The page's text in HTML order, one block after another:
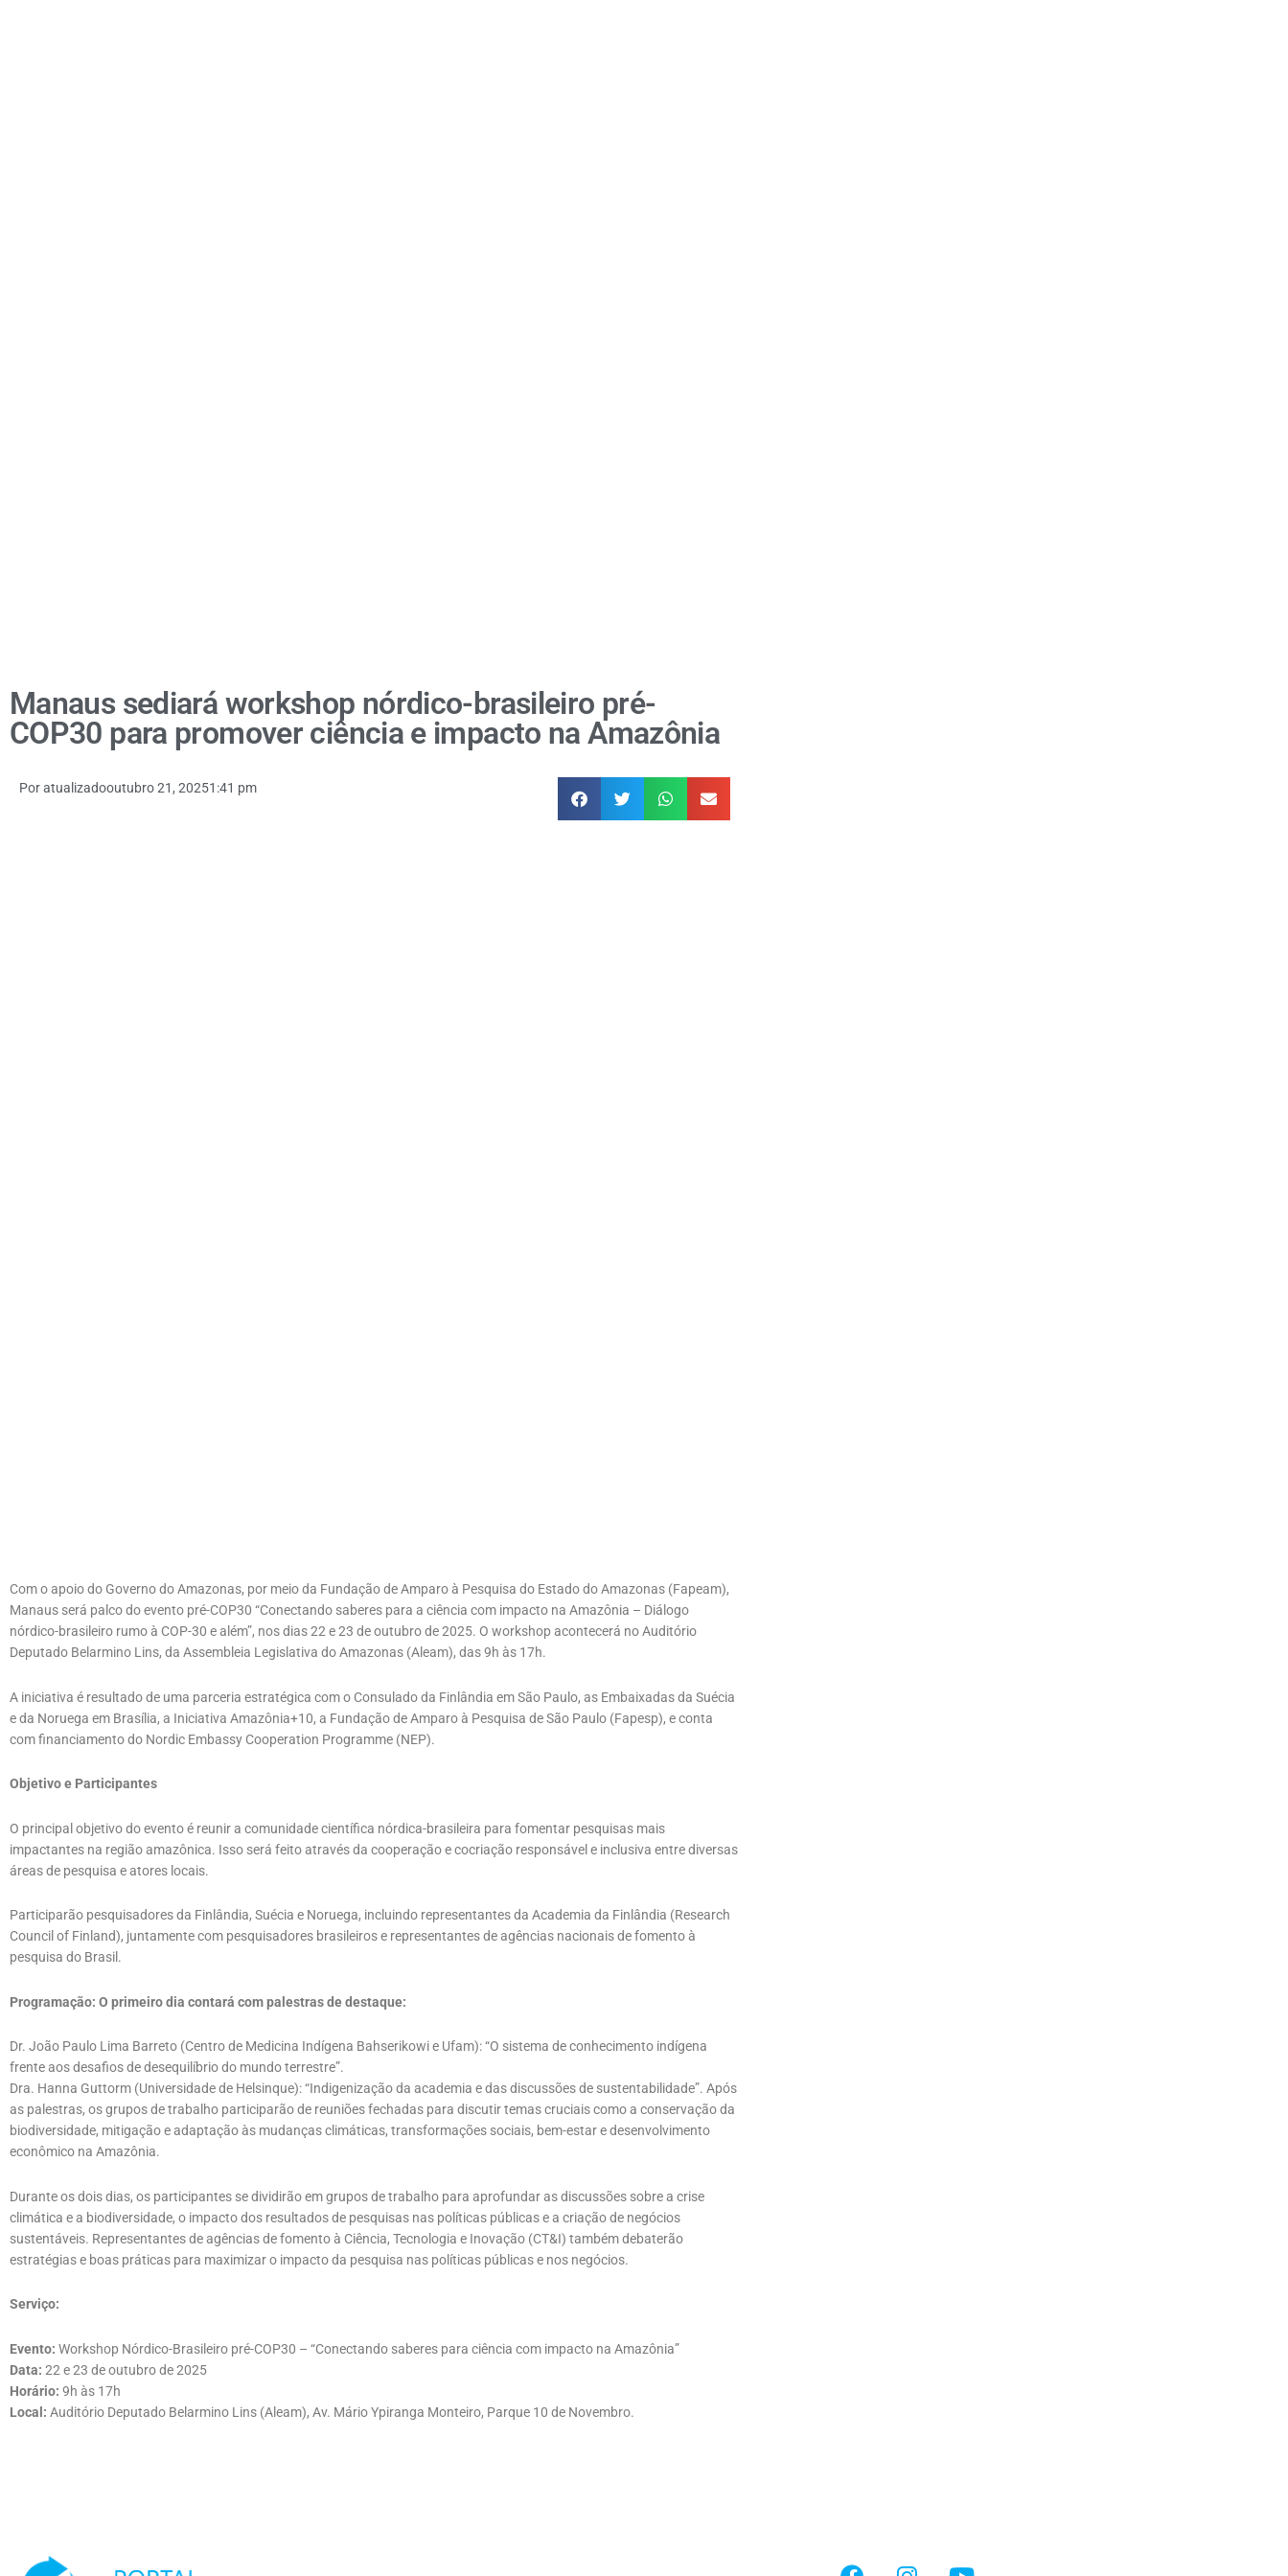
Manaus sediará workshop nórdico-brasileiro pré-
COP30 para promover ciência e impacto na Amazônia
Poratualizadooutubro 21, 20251:41 pm
Com o apoio do Governo do Amazonas, por meio da Fundação de Amparo à Pesquisa do Estado do Amazonas (Fapeam),
Manaus será palco do evento pré-COP30 “Conectando saberes para a ciência com impacto na Amazônia – Diálogo
nórdico-brasileiro rumo à COP-30 e além”, nos dias 22 e 23 de outubro de 2025. O workshop acontecerá no Auditório
Deputado Belarmino Lins, da Assembleia Legislativa do Amazonas (Aleam), das 9h às 17h.
A iniciativa é resultado de uma parceria estratégica com o Consulado da Finlândia em São Paulo, as Embaixadas da Suécia
e da Noruega em Brasília, a Iniciativa Amazônia+10, a Fundação de Amparo à Pesquisa de São Paulo (Fapesp), e conta
com financiamento do Nordic Embassy Cooperation Programme (NEP).
Objetivo e Participantes
O principal objetivo do evento é reunir a comunidade científica nórdica-brasileira para fomentar pesquisas mais
impactantes na região amazônica. Isso será feito através da cooperação e cocriação responsável e inclusiva entre diversas
áreas de pesquisa e atores locais.
Participarão pesquisadores da Finlândia, Suécia e Noruega, incluindo representantes da Academia da Finlândia (Research
Council of Finland), juntamente com pesquisadores brasileiros e representantes de agências nacionais de fomento à
pesquisa do Brasil.
Programação: O primeiro dia contará com palestras de destaque:
Dr. João Paulo Lima Barreto (Centro de Medicina Indígena Bahserikowi e Ufam): “O sistema de conhecimento indígena
frente aos desafios de desequilíbrio do mundo terrestre”.
Dra. Hanna Guttorm (Universidade de Helsinque): “Indigenização da academia e das discussões de sustentabilidade”. Após
as palestras, os grupos de trabalho participarão de reuniões fechadas para discutir temas cruciais como a conservação da
biodiversidade, mitigação e adaptação às mudanças climáticas, transformações sociais, bem-estar e desenvolvimento
econômico na Amazônia.
Durante os dois dias, os participantes se dividirão em grupos de trabalho para aprofundar as discussões sobre a crise
climática e a biodiversidade, o impacto dos resultados de pesquisas nas políticas públicas e a criação de negócios
sustentáveis. Representantes de agências de fomento à Ciência, Tecnologia e Inovação (CT&I) também debaterão
estratégias e boas práticas para maximizar o impacto da pesquisa nas políticas públicas e nos negócios.
Serviço:
Evento: Workshop Nórdico-Brasileiro pré-COP30 – “Conectando saberes para ciência com impacto na Amazônia”
Data: 22 e 23 de outubro de 2025
Horário: 9h às 17h
Local: Auditório Deputado Belarmino Lins (Aleam), Av. Mário Ypiranga Monteiro, Parque 10 de Novembro.